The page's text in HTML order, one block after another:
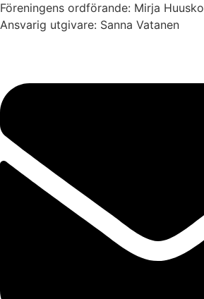
Föreningens ordförande: Mirja Huusko
Ansvarig utgivare: Sanna Vatanen